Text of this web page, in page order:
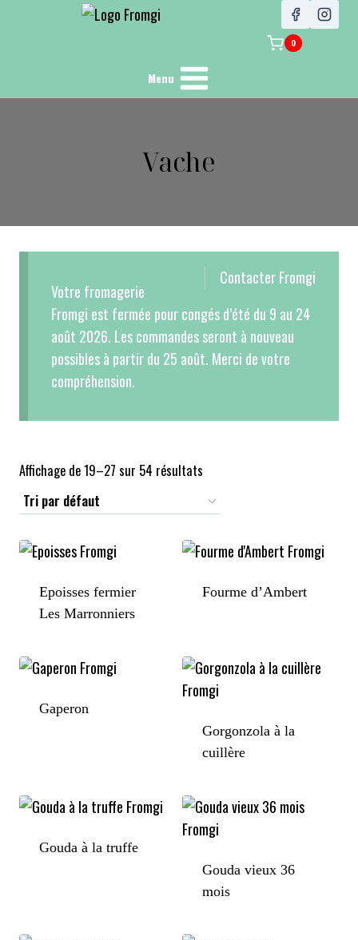
0
Menu
Vache
Contacter Fromgi
Votre fromagerie
Fromgi est fermée pour congés d’été du 9 au 24
août 2026. Les commandes seront à nouveau
possibles à partir du 25 août. Merci de votre
compréhension.
Affichage de 19–27 sur 54 résultats
Epoisses fermier
Les Marronniers
Fourme d’Ambert
Gaperon
Gorgonzola à la
cuillère
Gouda à la truffe
Gouda vieux 36
mois